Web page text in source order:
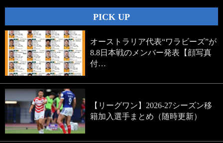
PICK UP
オーストラリア代表“ワラビーズ”が
8.8日本戦のメンバー発表【顔写真
付…
【リーグワン】2026-27シーズン移
籍加入選手まとめ（随時更新）